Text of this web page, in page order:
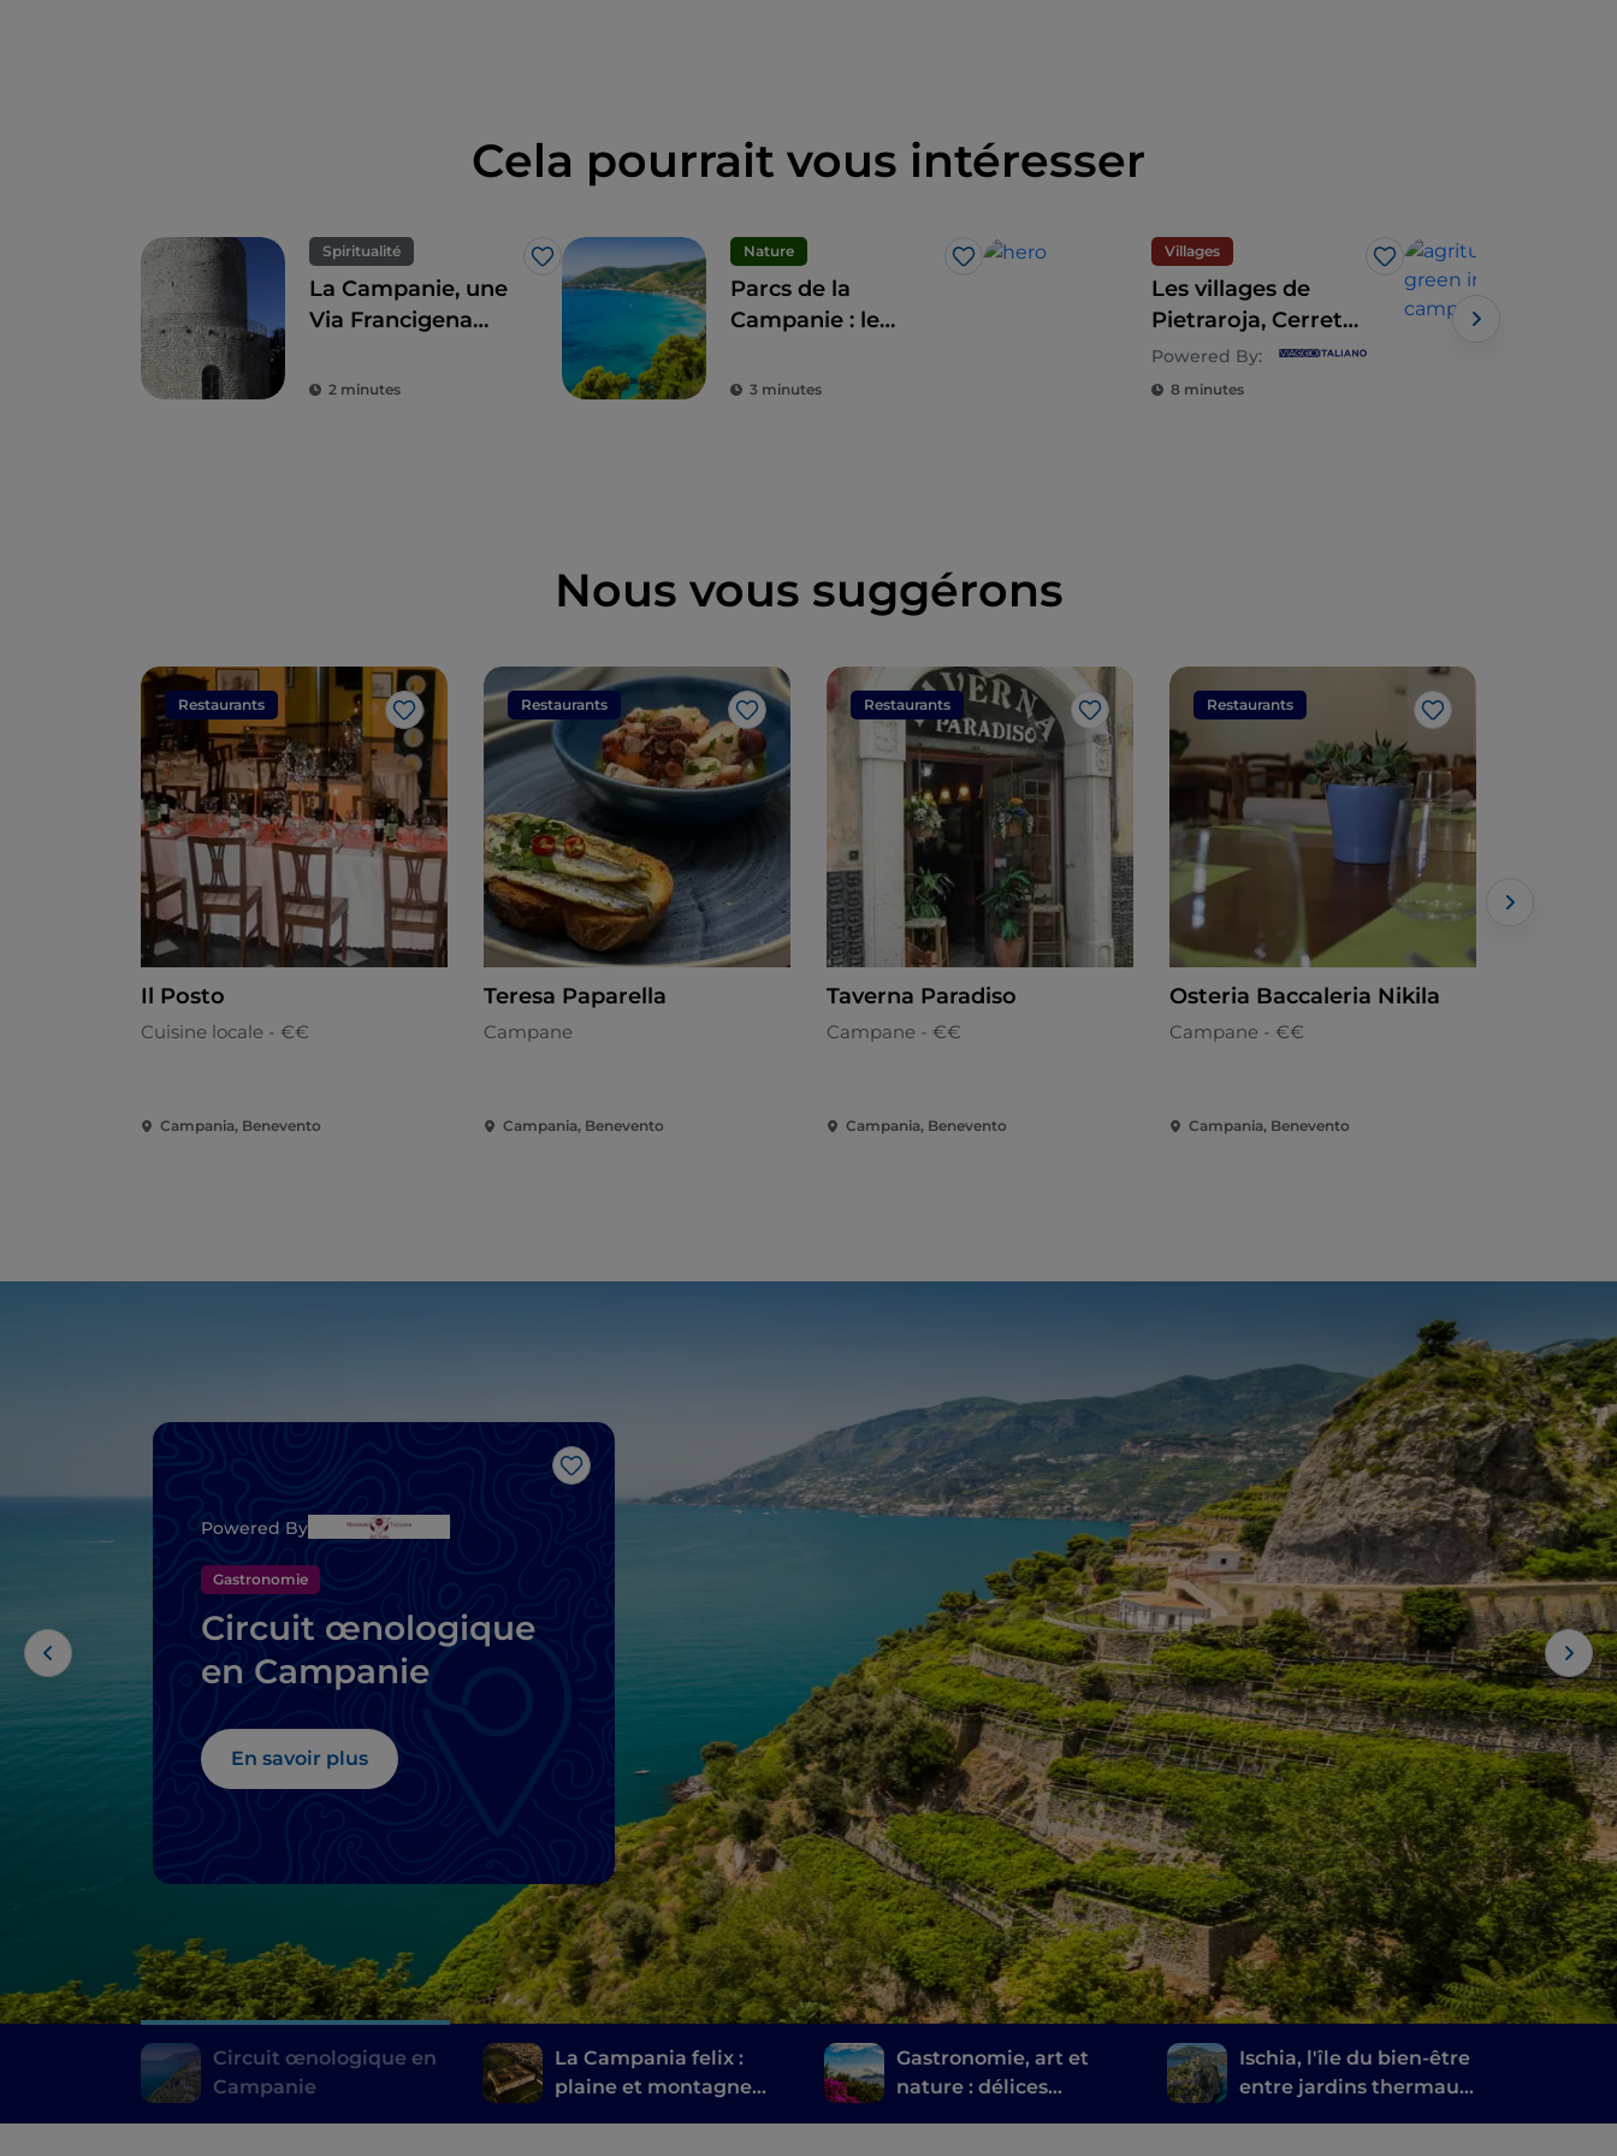
Cela pourrait vous intéresser
Spiritualité
J’aime
La Campanie, une
Via Francigena
2 minutes
Nature
J’aime
Parcs de la
Campanie : le
dans les zones
3 minutes
Villages
J’aime
Les villages de
Pietraroja, Cerreto
Sannita et Cusano
Mutri en Campanie
Powered By:
8 minutes
Nous vous suggérons
Restaurants
J’aime
Il Posto
Cuisine locale - €€
Campania, Benevento
Restaurants
J’aime
Teresa Paparella
Campane
Campania, Benevento
Restaurants
J’aime
Taverna Paradiso
Campane - €€
Campania, Benevento
Restaurants
J’aime
Osteria Baccaleria Nikila
Campane - €€
Campania, Benevento
J’aime
Powered By
Gastronomie
Circuit œnologique
en Campanie
En savoir plus
Circuit œnologique en
Campanie
La Campania felix :
plaine et montagne
Gastronomie, art et
nature : délices
Ischia, l'île du bien-être
entre jardins thermaux